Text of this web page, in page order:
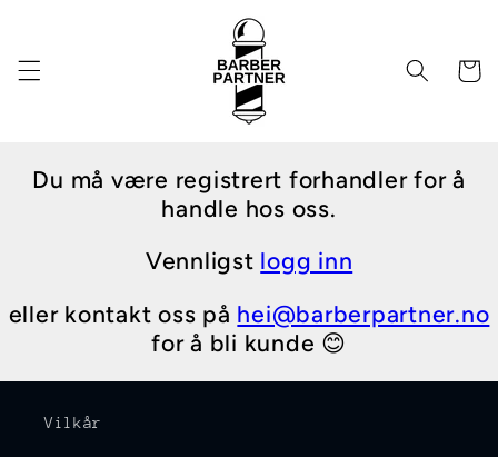
Du må være registrert forhandler for å
handle hos oss.
Vennligst logg inn
eller kontakt oss på hei@barberpartner.no
for å bli kunde 😊
Vilkår